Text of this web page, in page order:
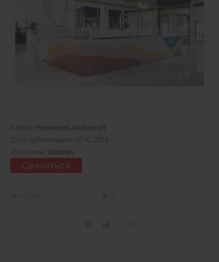
Автор:
Редакция Archiprofi
Дата публикации: 01.10.2019
Источник:
Dezeen
Связаться